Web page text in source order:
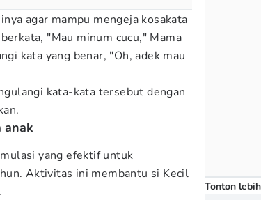
agar mampu mengeja kosakata
"Mau minum cucu," Mama
kata yang benar, "Oh, adek mau
kata-kata tersebut dengan
anak
yang efektif untuk
Aktivitas ini membantu si Kecil
Tonton